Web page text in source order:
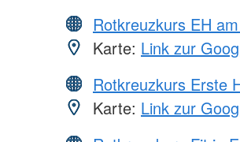
Rotkreuzkurs EH
Karte: Link zur
Rotkreuzkurs Erste
Karte: Link zur